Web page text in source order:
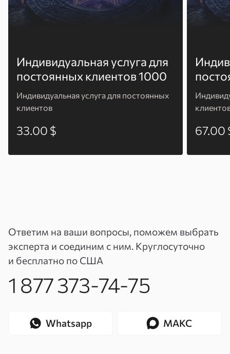
Индивидуальная услуга для
постоянных клиентов 1000
Индивидуальная услуга для постоянных
клиентов
33.00 $ 67.00
Ответим на ваши вопросы, поможем выбрать
эксперта и соединим с ним. Круглосуточно
и бесплатно по США
1 877 373-74-75
Whatsapp МАКС